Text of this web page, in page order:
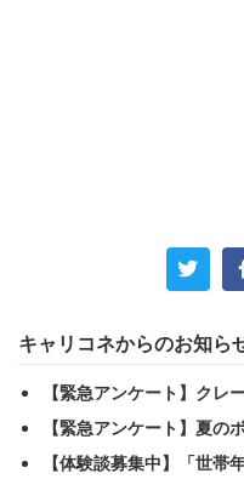
キャリコネからのお知ら
【緊急アンケート】クレ
【緊急アンケート】夏の
【体験談募集中】「世帯